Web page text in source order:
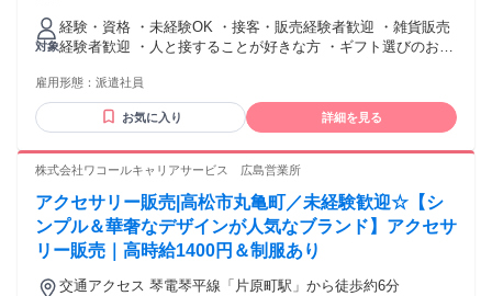
≪銀行口座指定なし！≫ 【日・週払いOK】 急な出費も安心♪
月に最大5回のお給料日！ 毎週火曜日・金曜日に申請OK★
対象
経験・資格 ・未経験OK ・接客・販売経験者歓迎 ・雑貨販売
経験者歓迎 ・人と接することが好きな方 ・ギフト選びのお手
め】 ◆18歳以上(残業の場合、深夜帯勤務の可能性あり、例外
事由2号による) ◆ファッションが好きな方 ◆未経験からアパ
レル販売に挑戦したい方 ◆シンプルで洗練されたデザインが
切にした接客がしたい方 【こんな方が活躍中】 ◆18歳以上
◆平日の早番勤務も可能な方 ◆未経験・初心者の方 ◆主婦
(主夫)・主夫の方 ◆フリーターの方 ◆学歴不問 ◆副業・Wワ
ークの方 ◆ブランクがある方 ◆何かしらの販売経験がある方
雇用形態： 派遣社員
お気に入り 詳細を見る
株式会社ワコールキャリアサービス 広島営業所
アクセサリー販売|高松市丸亀町／未経験歓迎☆【シ
ンプル＆華奢なデザインが人気なブランド】アクセサ
リー販売｜高時給1400円＆制服あり
交通アクセス 琴電琴平線「片原町駅」から徒歩約6分